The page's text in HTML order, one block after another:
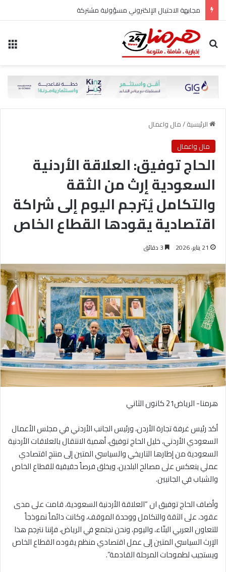
مجابهة الاحتيال الإلكتروني مسؤولية مشتركة
بحث عن
الرئيسية/مال واعمال
مال واعمال
الحاج توفيق: العلاقة الأردنية
السعودية إرث من الثقة
والتكامل يُترجم اليوم إلى شراكة
اقتصادية يقودها القطاع الخاص
21 يناير، 2026
هرمنا- الرياض21 كانون الثاني
أكد رئيس غرفة تجارة الأردن، ورئيس الجانب الأردني في مجلس الأعمال
السعودي الأردني، خليل الحاج توفيق، أهمية الانتقال بالعلاقات الأردنية
السعودية من إطارها التاريخي والسياسي المتين إلى منتج اقتصادي
عملي ينعكس على مصالح البلدين، ويخلق فرصاً حقيقية للقطاع الخاص
والشباب في الجانبين.
وأضاف الحاج توفيق ان “العلاقة الأردنية السعودية، قامت على مدى
عقود، على الثقة والتكامل ووحدة الموقف، وكانت دائماً نموذجاً
للتعاون العربي البنّاء، واليوم، ونحن نجتمع في الرياض، فإننا نترجم هذا
الإرث السياسي المتين إلى عمل اقتصادي منظم يقوده القطاع الخاص
ويستجيب لطموحات المرحلة القادمة”.